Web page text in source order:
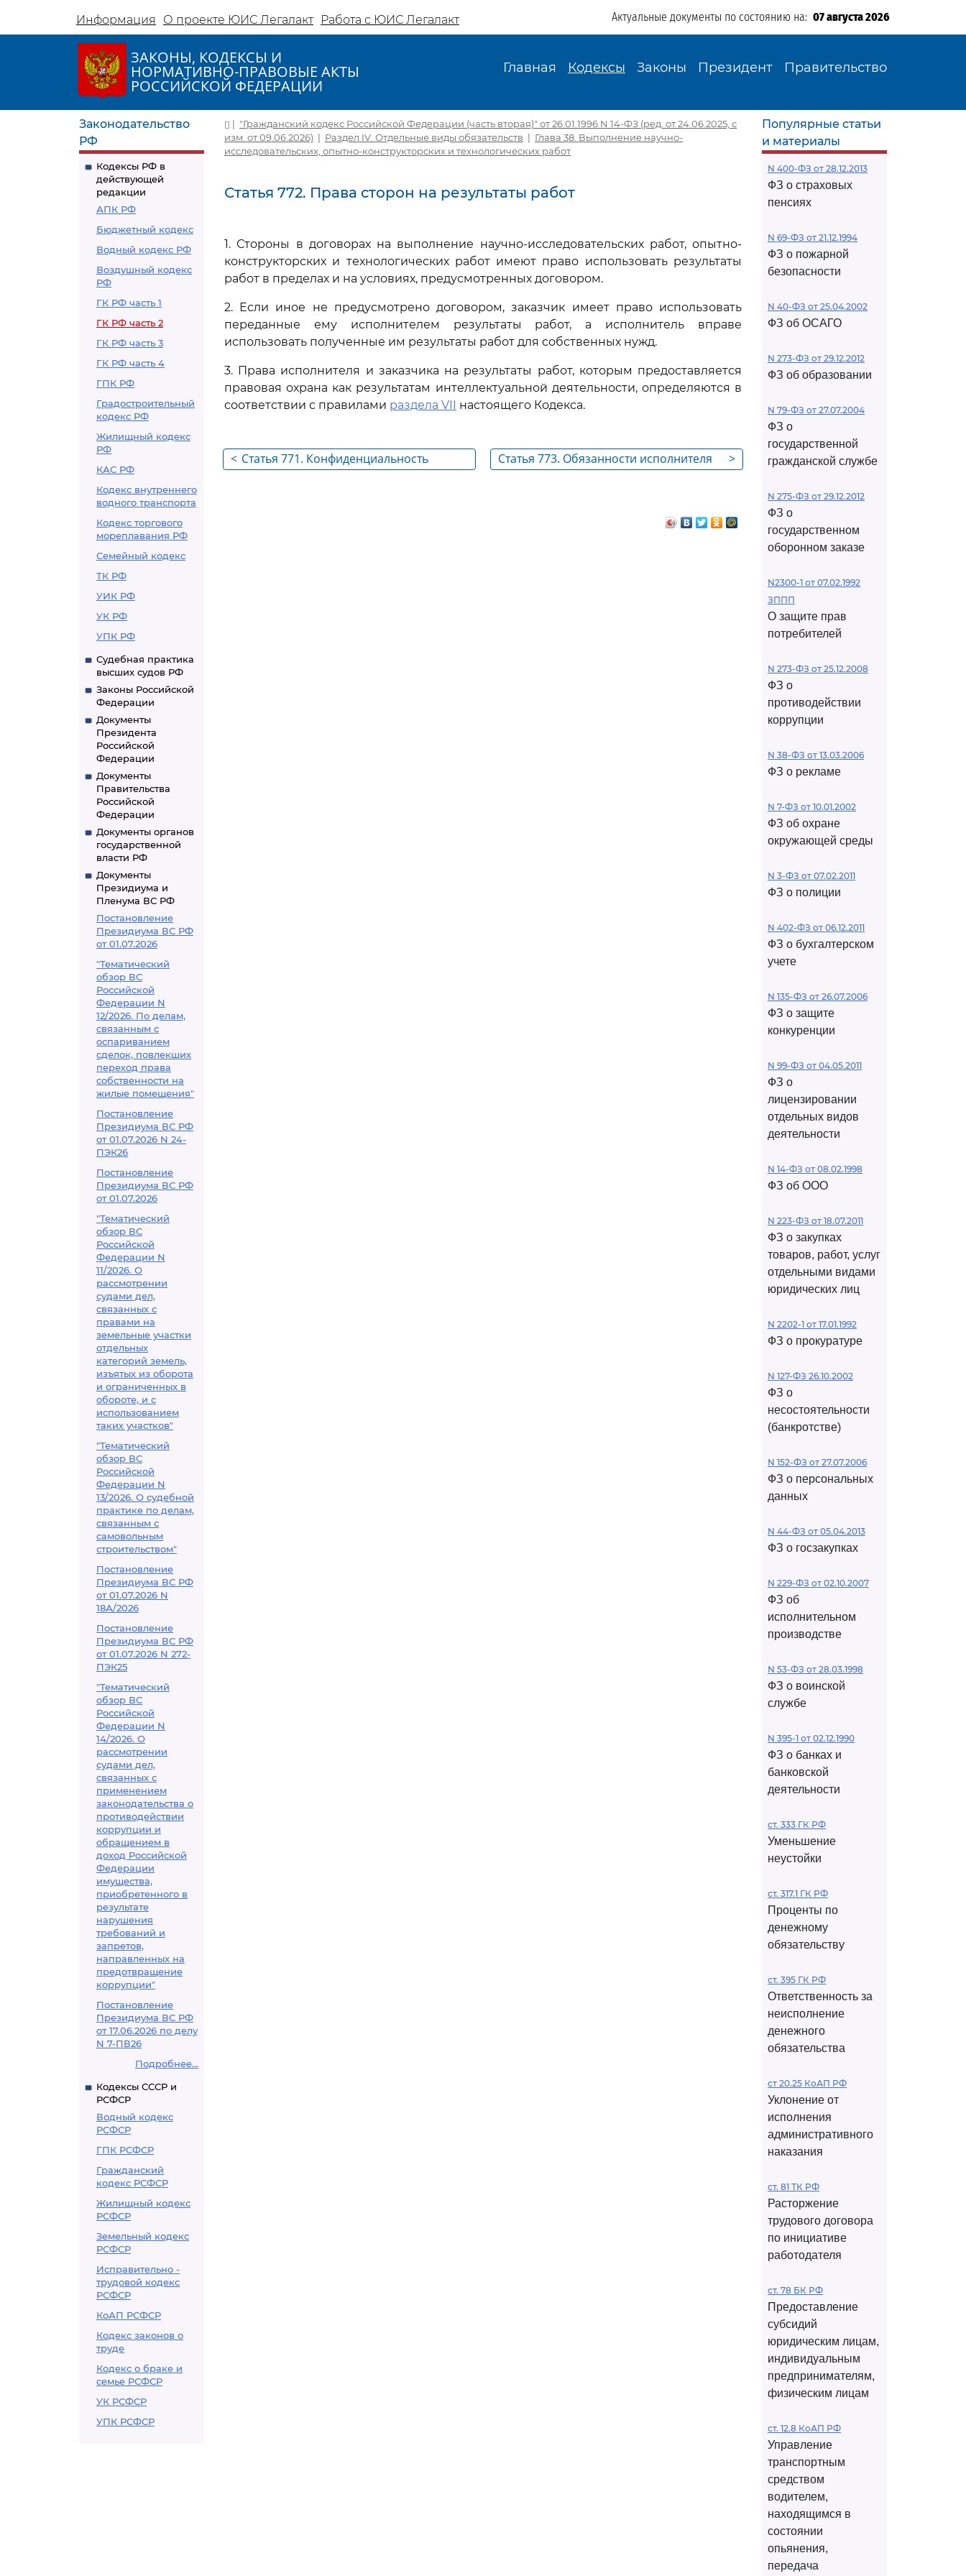
Информация О проекте ЮИС Легалакт Работа с ЮИС Легалакт Актуальные документы по состоянию на: 07 августа 2026
ЗАКОНЫ, КОДЕКСЫ И
НОРМАТИВНО-ПРАВОВЫЕ АКТЫ
РОССИЙСКОЙ ФЕДЕРАЦИИ
Главная Кодексы Законы Президент Правительство
Законодательство
РФ
Кодексы РФ в
действующей
редакции
АПК РФ
Бюджетный кодекс
Водный кодекс РФ
Воздушный кодекс
РФ
ГК РФ часть 1
ГК РФ часть 2
ГК РФ часть 3
ГК РФ часть 4
ГПК РФ
Градостроительный
кодекс РФ
Жилищный кодекс
РФ
КАС РФ
Кодекс внутреннего
водного транспорта
Кодекс торгового
мореплавания РФ
Семейный кодекс
ТК РФ
УИК РФ
УК РФ
УПК РФ
Судебная практика
высших судов РФ
Законы Российской
Федерации
Документы
Президента
Российской
Федерации
Документы
Правительства
Российской
Федерации
Документы органов
государственной
власти РФ
Документы
Президиума и
Пленума ВС РФ
Постановление
Президиума ВС РФ
от 01.07.2026
"Тематический
обзор ВС
Российской
Федерации N
12/2026. По делам,
связанным с
оспариванием
сделок, повлекших
переход права
собственности на
жилые помещения"
Постановление
Президиума ВС РФ
от 01.07.2026 N 24-
ПЭК26
Постановление
Президиума ВС РФ
от 01.07.2026
"Тематический
обзор ВС
Российской
Федерации N
11/2026. О
рассмотрении
судами дел,
связанных с
правами на
земельные участки
отдельных
категорий земель,
изъятых из оборота
и ограниченных в
обороте, и с
использованием
таких участков"
"Тематический
обзор ВС
Российской
Федерации N
13/2026. О судебной
практике по делам,
связанным с
самовольным
строительством"
Постановление
Президиума ВС РФ
от 01.07.2026 N
18А/2026
Постановление
Президиума ВС РФ
от 01.07.2026 N 272-
ПЭК25
"Тематический
обзор ВС
Российской
Федерации N
14/2026. О
рассмотрении
судами дел,
связанных с
применением
законодательства о
противодействии
коррупции и
обращением в
доход Российской
Федерации
имущества,
приобретенного в
результате
нарушения
требований и
запретов,
направленных на
предотвращение
коррупции"
Постановление
Президиума ВС РФ
от 17.06.2026 по делу
N 7-ПВ26
Подробнее...
Кодексы СССР и
РСФСР
Водный кодекс
РСФСР
ГПК РСФСР
Гражданский
кодекс РСФСР
Жилищный кодекс
РСФСР
Земельный кодекс
РСФСР
Исправительно -
трудовой кодекс
РСФСР
КоАП РСФСР
Кодекс законов о
труде
Кодекс о браке и
семье РСФСР
УК РСФСР
УПК РСФСР
| "Гражданский кодекс Российской Федерации (часть вторая)" от 26.01.1996 N 14-ФЗ (ред. от 24.06.2025, с
изм. от 09.06.2026) | Раздел IV. Отдельные виды обязательств | Глава 38. Выполнение научно-
исследовательских, опытно-конструкторских и технологических работ
Статья 772. Права сторон на результаты работ
1. Стороны в договорах на выполнение научно-исследовательских работ, опытно-
конструкторских и технологических работ имеют право использовать результаты
работ в пределах и на условиях, предусмотренных договором.
2. Если иное не предусмотрено договором, заказчик имеет право использовать
переданные ему исполнителем результаты работ, а исполнитель вправе
использовать полученные им результаты работ для собственных нужд.
3. Права исполнителя и заказчика на результаты работ, которым предоставляется
правовая охрана как результатам интеллектуальной деятельности, определяются в
соответствии с правилами раздела VII настоящего Кодекса.
< Статья 771. Конфиденциальность
>
Статья 773. Обязанности исполнителя
Популярные статьи
и материалы
N 400-ФЗ от 28.12.2013
ФЗ о страховых
пенсиях
N 69-ФЗ от 21.12.1994
ФЗ о пожарной
безопасности
N 40-ФЗ от 25.04.2002
ФЗ об ОСАГО
N 273-ФЗ от 29.12.2012
ФЗ об образовании
N 79-ФЗ от 27.07.2004
ФЗ о
государственной
гражданской службе
N 275-ФЗ от 29.12.2012
ФЗ о
государственном
оборонном заказе
N2300-1 от 07.02.1992
ЗППП
О защите прав
потребителей
N 273-ФЗ от 25.12.2008
ФЗ о
противодействии
коррупции
N 38-ФЗ от 13.03.2006
ФЗ о рекламе
N 7-ФЗ от 10.01.2002
ФЗ об охране
окружающей среды
N 3-ФЗ от 07.02.2011
ФЗ о полиции
N 402-ФЗ от 06.12.2011
ФЗ о бухгалтерском
учете
N 135-ФЗ от 26.07.2006
ФЗ о защите
конкуренции
N 99-ФЗ от 04.05.2011
ФЗ о
лицензировании
отдельных видов
деятельности
N 14-ФЗ от 08.02.1998
ФЗ об ООО
N 223-ФЗ от 18.07.2011
ФЗ о закупках
товаров, работ, услуг
отдельными видами
юридических лиц
N 2202-1 от 17.01.1992
ФЗ о прокуратуре
N 127-ФЗ 26.10.2002
ФЗ о
несостоятельности
(банкротстве)
N 152-ФЗ от 27.07.2006
ФЗ о персональных
данных
N 44-ФЗ от 05.04.2013
ФЗ о госзакупках
N 229-ФЗ от 02.10.2007
ФЗ об
исполнительном
производстве
N 53-ФЗ от 28.03.1998
ФЗ о воинской
службе
N 395-1 от 02.12.1990
ФЗ о банках и
банковской
деятельности
ст. 333 ГК РФ
Уменьшение
неустойки
ст. 317.1 ГК РФ
Проценты по
денежному
обязательству
ст. 395 ГК РФ
Ответственность за
неисполнение
денежного
обязательства
ст 20.25 КоАП РФ
Уклонение от
исполнения
административного
наказания
ст. 81 ТК РФ
Расторжение
трудового договора
по инициативе
работодателя
ст. 78 БК РФ
Предоставление
субсидий
юридическим лицам,
индивидуальным
предпринимателям,
физическим лицам
ст. 12.8 КоАП РФ
Управление
транспортным
средством
водителем,
находящимся в
состоянии
опьянения,
передача